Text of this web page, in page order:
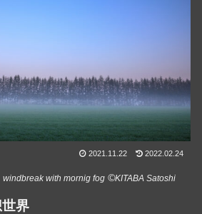
2021.11.22 2022.02.24
windbreak with mornig fog ©KITABA Satoshi
界